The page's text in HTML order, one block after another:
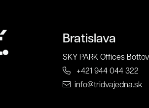
Bratislava
SKY PARK Offices
+421 944 044 322
info@tridvajedna.sk